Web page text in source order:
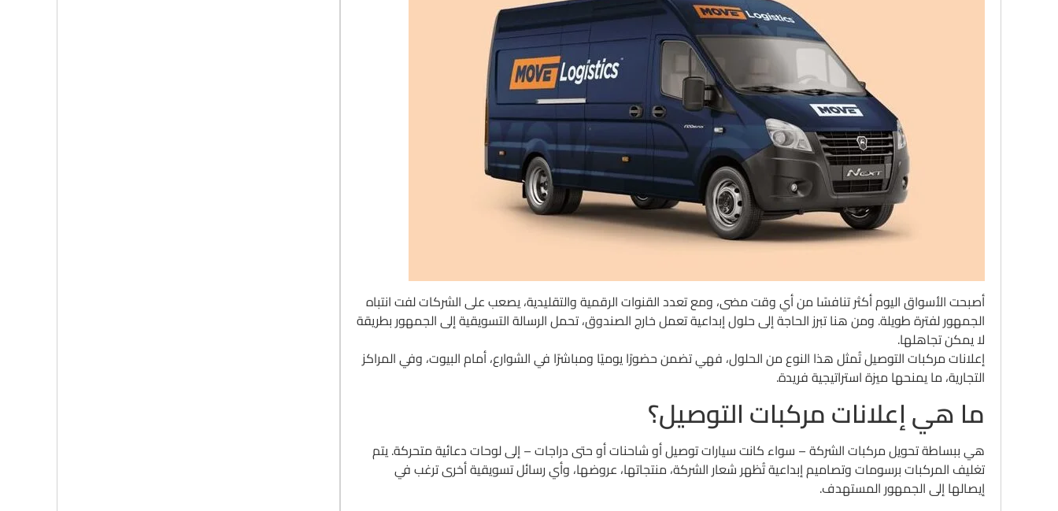
أصبحت الأسواق اليوم أكثر تنافسًا من أي وقت مضى، ومع تعدد القنوات الرقمية والتقليدية، يصعب على الشركات لفت انتباه
الجمهور لفترة طويلة. ومن هنا تبرز الحاجة إلى حلول إبداعية تعمل خارج الصندوق، تحمل الرسالة التسويقية إلى الجمهور بطريقة
لا يمكن تجاهلها.
إعلانات مركبات التوصيل تُمثل هذا النوع من الحلول، فهي تضمن حضورًا يوميًا ومباشرًا في الشوارع، أمام البيوت، وفي المراكز
التجارية، ما يمنحها ميزة استراتيجية فريدة.
ما هي إعلانات مركبات التوصيل؟
هي ببساطة تحويل مركبات الشركة – سواء كانت سيارات توصيل أو شاحنات أو حتى دراجات – إلى لوحات دعائية متحركة. يتم
تغليف المركبات برسومات وتصاميم إبداعية تُظهر شعار الشركة، منتجاتها، عروضها، وأي رسائل تسويقية أخرى ترغب في
إيصالها إلى الجمهور المستهدف.